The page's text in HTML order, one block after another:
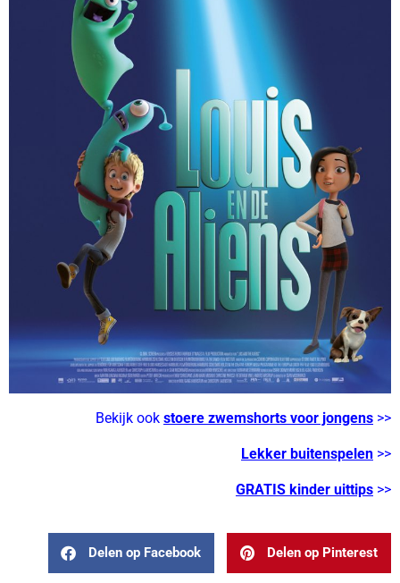
Bekijk ook stoere zwemshorts voor jongens >>
Lekker buitenspelen >>
GRATIS kinder uittips >>
Delen op Facebook Delen op Pinterest